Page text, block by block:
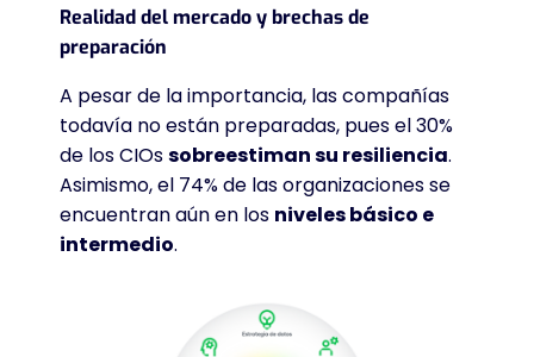
Realidad del mercado y brechas de
preparación
A pesar de la importancia, las compañías
todavía no están preparadas, pues el 30%
de los CIOssobreestiman su resiliencia.
Asimismo, el 74% de las organizaciones se
encuentran aún en los niveles básico e
intermedio.